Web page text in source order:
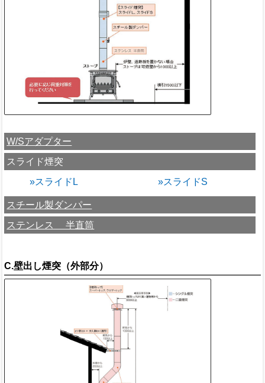
W/Sアダプター
スライド煙突
»スライドL
»スライドS
スチール製ダンパー
ステンレス 半直筒
C.壁出し煙突（外部分）